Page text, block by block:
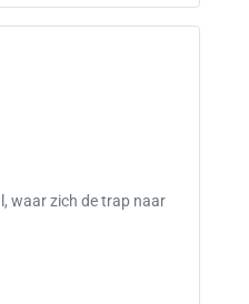
waar zich de trap naar